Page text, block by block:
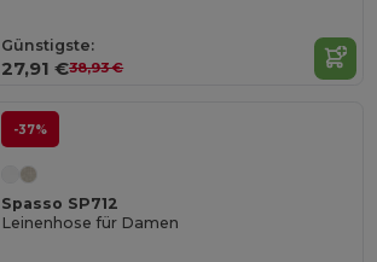
Günstigste:
27,91 €38,93 €
-37%
Spasso SP712
Leinenhose für Damen